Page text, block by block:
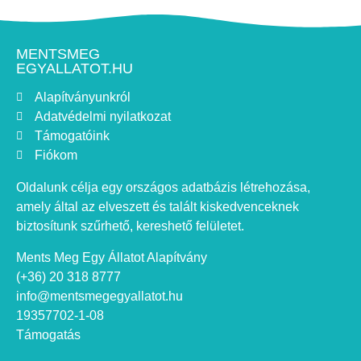
Tét (0)
Töltéstava
Újszilvás (0 )
Vác (0)
Vámospércs (0)
Varsány (0)
Zagyvaszántó (0)
Zalaegerszeg (0)
MENTSMEG
EGYALLATOT.HU
Alapítványunkról
Adatvédelmi nyilatkozat
Támogatóink
Fiókom
Oldalunk célja egy országos adatbázis létrehozása,
amely által az elveszett és talált kiskedvenceknek
biztosítunk szűrhető, kereshető felületet.
Ments Meg Egy Állatot Alapítvány
(+36) 20 318 8777
info@mentsmegegyallatot.hu
19357702-1-08
Támogatás